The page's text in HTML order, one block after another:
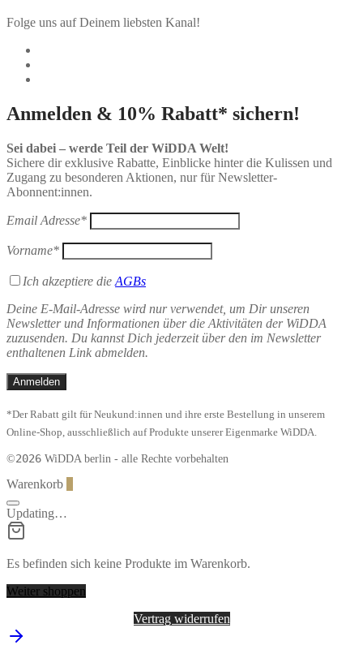
Folge uns auf Deinem liebsten Kanal!
Anmelden & 10% Rabatt* sichern!
Sei dabei – werde Teil der WiDDA Welt!
Sichere dir exklusive Rabatte, Einblicke hinter die Kulissen und
Zugang zu besonderen Aktionen, nur für Newsletter-
Abonnent:innen.
Email Adresse*
Vorname*
Ich akzeptiere die AGBs
Deine E-Mail-Adresse wird nur verwendet, um Dir unseren
Newsletter und Informationen über die Aktivitäten der WiDDA
zuzusenden. Du kannst Dich jederzeit über den im Newsletter
enthaltenen Link abmelden.
*Der Rabatt gilt für Neukund:innen und ihre erste Bestellung in unserem
Online-Shop, ausschließlich auf Produkte unserer Eigenmarke WiDDA.
©2026 WiDDA berlin - alle Rechte vorbehalten
Warenkorb
Updating…
Es befinden sich keine Produkte im Warenkorb.
Weiter shoppen
Vertrag widerrufen